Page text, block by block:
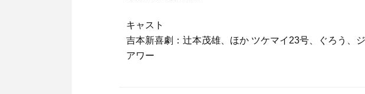
キャスト
吉本新喜劇：辻本茂雄、ほか ツケマイ23号、ぐろう、
アワー